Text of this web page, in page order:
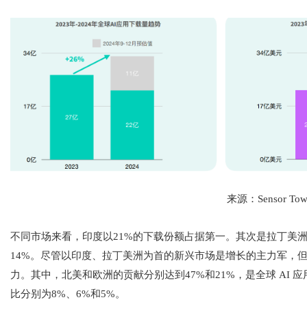
来源：Sensor
不同市场来看，印度以21%的下载份额占据第一。其次是拉丁美
14%。尽管以印度、拉丁美洲为首的新兴市场是增长的主力军，
力。其中，北美和欧洲的贡献分别达到47%和21%，是全球 AI
比分别为8%、6%和5%。